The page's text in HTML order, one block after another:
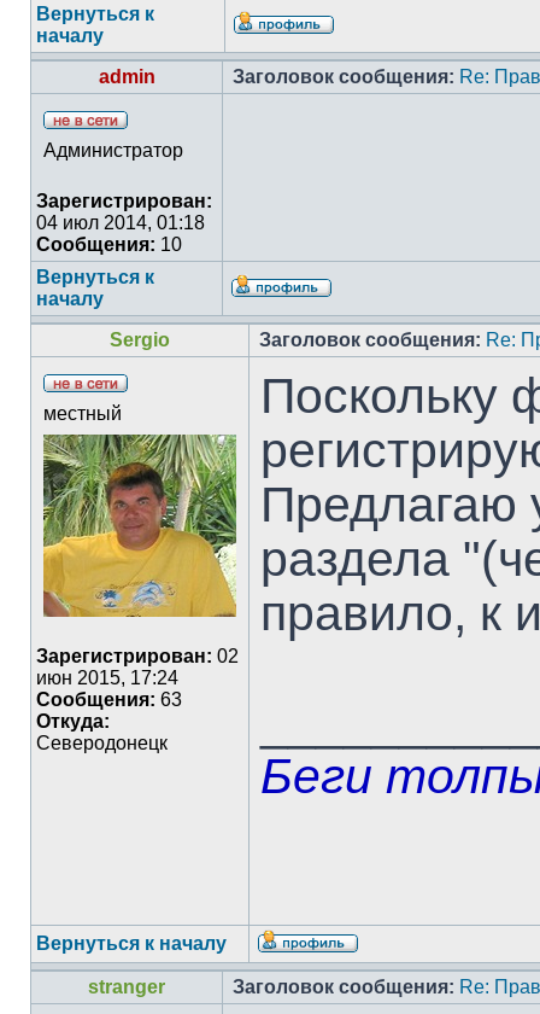
Вернуться к
началу
admin
Заголовок сообщения: Re:
Администратор
Зарегистрирован:
04 июл 2014, 01:18
Сообщения: 10
Вернуться к
началу
Sergio
Заголовок сообщения: Re:
местный
Зарегистрирован: 02
июн 2015, 17:24
Сообщения: 63
Откуда:
Северодонецк
Поскольку
Предлагаю
раздела
правило, к
Беги
Вернуться к началу
stranger Заголовок сообщения: Re: